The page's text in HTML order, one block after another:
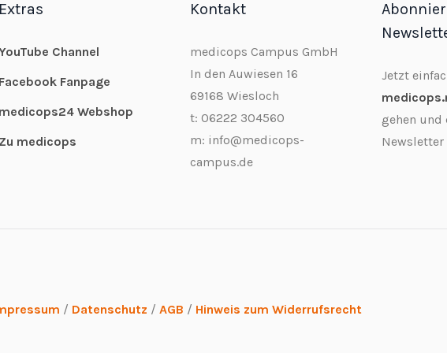
Channel
Fanpage
Webshop
medicops
Kontakt
medicops Campus GmbH
In den Auwiesen 16
69168 Wiesloch
t: 06222 304560
m: info@medicops-
campus.de
Jetzt
gehen und
Newsletter
/ Datenschutz / AGB / Hinweis zum Widerrufsrecht